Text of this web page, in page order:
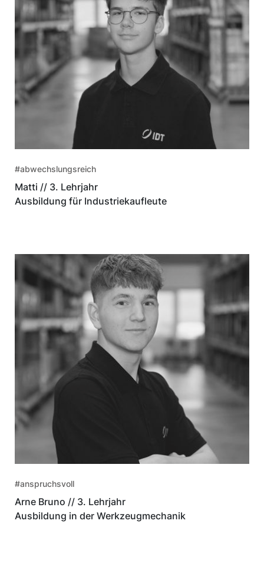
#abwechslungsreich
Matti // 3. Lehrjahr
Ausbildung für Industriekaufleute
#anspruchsvoll
Arne Bruno // 3. Lehrjahr
Ausbildung in der Werkzeugmechanik